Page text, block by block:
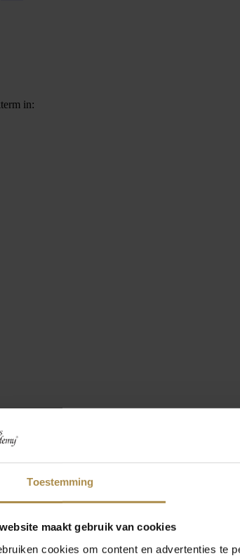
Toestemming
maakt gebruik van cookies
cookies om content en advertenties te
in: